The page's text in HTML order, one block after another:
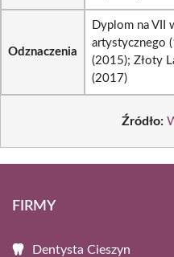
Odznaczenia
Dyplom na VII
artystycznego
(2015); Złoty
(2017)
Źródło:
FIRMY
Dentysta Cieszyn